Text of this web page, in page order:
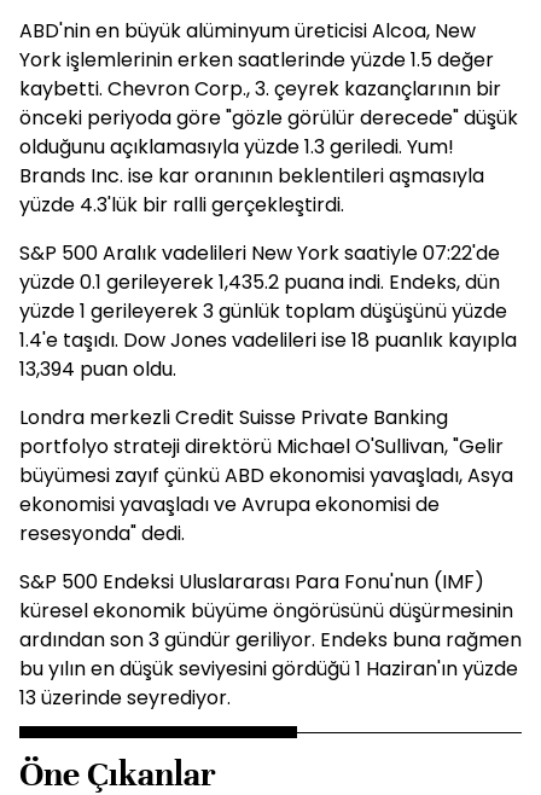
ABD'nin en büyük alüminyum üreticisi Alcoa, New
York işlemlerinin erken saatlerinde yüzde 1.5 değer
kaybetti. Chevron Corp., 3. çeyrek kazançlarının bir
önceki periyoda göre "gözle görülür derecede" düşük
olduğunu açıklamasıyla yüzde 1.3 geriledi. Yum!
Brands Inc. ise kar oranının beklentileri aşmasıyla
yüzde 4.3'lük bir ralli gerçekleştirdi.
S&P 500 Aralık vadelileri New York saatiyle 07:22'de
yüzde 0.1 gerileyerek 1,435.2 puana indi. Endeks, dün
yüzde 1 gerileyerek 3 günlük toplam düşüşünü yüzde
1.4'e taşıdı. Dow Jones vadelileri ise 18 puanlık kayıpla
13,394 puan oldu.
Londra merkezli Credit Suisse Private Banking
portfolyo strateji direktörü Michael O'Sullivan, "Gelir
büyümesi zayıf çünkü ABD ekonomisi yavaşladı, Asya
ekonomisi yavaşladı ve Avrupa ekonomisi de
resesyonda" dedi.
S&P 500 Endeksi Uluslararası Para Fonu'nun (IMF)
küresel ekonomik büyüme öngörüsünü düşürmesinin
ardından son 3 gündür geriliyor. Endeks buna rağmen
bu yılın en düşük seviyesini gördüğü 1 Haziran'ın yüzde
13 üzerinde seyrediyor.
Öne Çıkanlar